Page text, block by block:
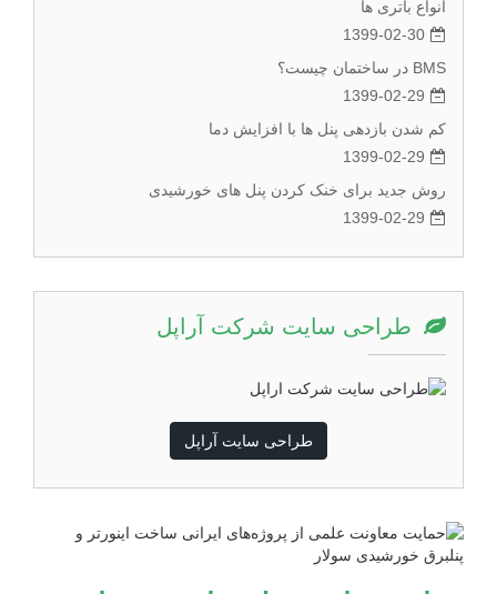
انواع باتری ها
1399-02-30
BMS در ساختمان چیست؟
1399-02-29
کم شدن بازدهی پنل ها با افزایش دما
1399-02-29
روش جدید برای خنک کردن پنل های خورشیدی
1399-02-29
طراحی سایت شرکت آراپل
طراحی سایت آراپل